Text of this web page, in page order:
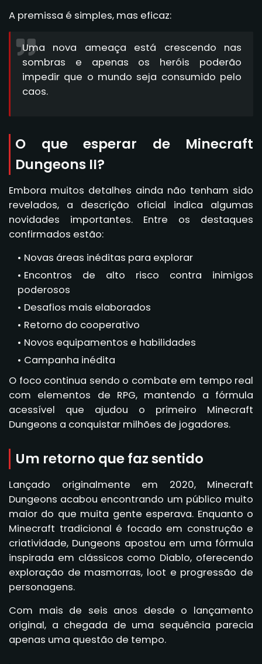
A premissa é simples, mas eficaz:
Uma nova ameaça está crescendo nas
sombras e apenas os heróis poderão
impedir que o mundo seja consumido pelo
caos.
O que esperar de Minecraft
Dungeons II?
Embora muitos detalhes ainda não tenham sido
revelados, a descrição oficial indica algumas
novidades importantes. Entre os destaques
confirmados estão:
Novas áreas inéditas para explorar
Encontros de alto risco contra inimigos
poderosos
Desafios mais elaborados
Retorno do cooperativo
Novos equipamentos e habilidades
Campanha inédita
O foco continua sendo o combate em tempo real
com elementos de RPG, mantendo a fórmula
acessível que ajudou o primeiro Minecraft
Dungeons a conquistar milhões de jogadores.
Um retorno que faz sentido
Lançado originalmente em 2020, Minecraft
Dungeons acabou encontrando um público muito
maior do que muita gente esperava. Enquanto o
Minecraft tradicional é focado em construção e
criatividade, Dungeons apostou em uma fórmula
inspirada em clássicos como Diablo, oferecendo
exploração de masmorras, loot e progressão de
personagens.
Com mais de seis anos desde o lançamento
original, a chegada de uma sequência parecia
apenas uma questão de tempo.